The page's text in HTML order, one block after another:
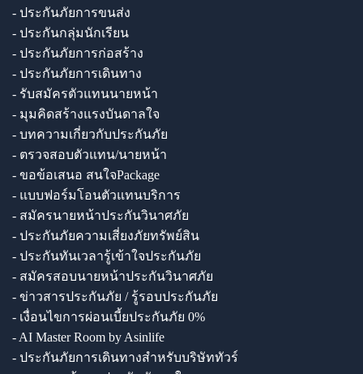
- ประกันภัยการขนส่ง
- ประกันกลุ่มนักเรียน
- ประกันภัยการก่อสร้าง
- ประกันภัยการเดินทาง
- รับสมัครตัวแทนนายหน้า
- มุมคิดสร้างแรงบันดาลใจ
- บทความเกี่ยวกับประกันภัย
- ตรวจสอบตัวแทน/นายหน้า
- ขอข้อเสนอ สนใจPackage
- แบบฟอร์มโอนตัวแทนบริการ
- สมัครนายหน้าประกันวินาศภัย
- ประกันภัยความเสี่ยงภัยทรัพย์สิน
- ประกันทันเวลารู้เข้าใจประกันภัย
- สมัครสอบนายหน้าประกันวินาศภัย
- ข่าวสารประกันภัย / รู้รอบประกันภัย
- เงื่อนไขการผ่อนเบี้ยประกันภัย 0%
- AI Master Room by Asinlife
- ประกันภัยการเดินทางสำหรับบริษัททัวร์